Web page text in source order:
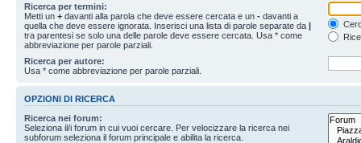
Ricerca per termini:
Metti un + davanti alla parola che deve essere cercata e un - davanti a
quella che deve essere ignorata. Inserisci una lista di parole separate da |
tra parentesi se solo una delle parole deve essere cercata. Usa * come
abbreviazione per parole parziali.
Ricerca per autore:
Usa * come abbreviazione per parole parziali.
OPZIONI DI RICERCA
Ricerca nei forum:
Seleziona il/i forum in cui vuoi cercare. Per velocizzare la ricerca nei
subforum seleziona il forum principale e abilita la ricerca.